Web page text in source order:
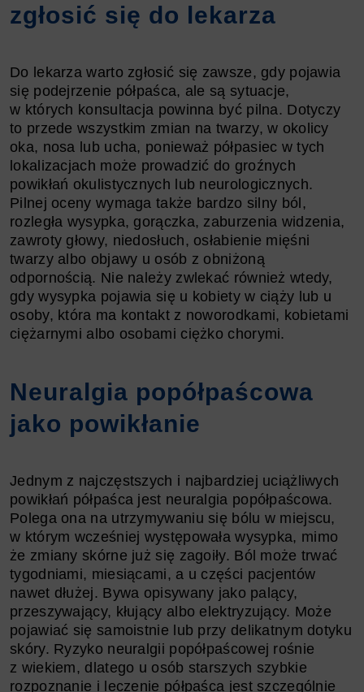
zgłosić się do lekarza
Do lekarza warto zgłosić się zawsze, gdy pojawia
się podejrzenie półpaśca, ale są sytuacje,
w których konsultacja powinna być pilna. Dotyczy
to przede wszystkim zmian na twarzy, w okolicy
oka, nosa lub ucha, ponieważ półpasiec w tych
lokalizacjach może prowadzić do groźnych
powikłań okulistycznych lub neurologicznych.
Pilnej oceny wymaga także bardzo silny ból,
rozległa wysypka, gorączka, zaburzenia widzenia,
zawroty głowy, niedosłuch, osłabienie mięśni
twarzy albo objawy u osób z obniżoną
odpornością. Nie należy zwlekać również wtedy,
gdy wysypka pojawia się u kobiety w ciąży lub u
osoby, która ma kontakt z noworodkami, kobietami
ciężarnymi albo osobami ciężko chorymi.
Neuralgia popółpaścowa
jako powikłanie
Jednym z najczęstszych i najbardziej uciążliwych
powikłań półpaśca jest neuralgia popółpaścowa.
Polega ona na utrzymywaniu się bólu w miejscu,
w którym wcześniej występowała wysypka, mimo
że zmiany skórne już się zagoiły. Ból może trwać
tygodniami, miesiącami, a u części pacjentów
nawet dłużej. Bywa opisywany jako palący,
przeszywający, kłujący albo elektryzujący. Może
pojawiać się samoistnie lub przy delikatnym dotyku
skóry. Ryzyko neuralgii popółpaścowej rośnie
z wiekiem, dlatego u osób starszych szybkie
rozpoznanie i leczenie półpaśca jest szczególnie